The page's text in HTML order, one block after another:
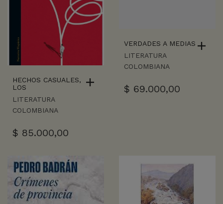
HECHOS CASUALES,
LOS
LITERATURA
COLOMBIANA
$ 85.000,00
VERDADES A MEDIAS
LITERATURA
COLOMBIANA
$ 69.000,00